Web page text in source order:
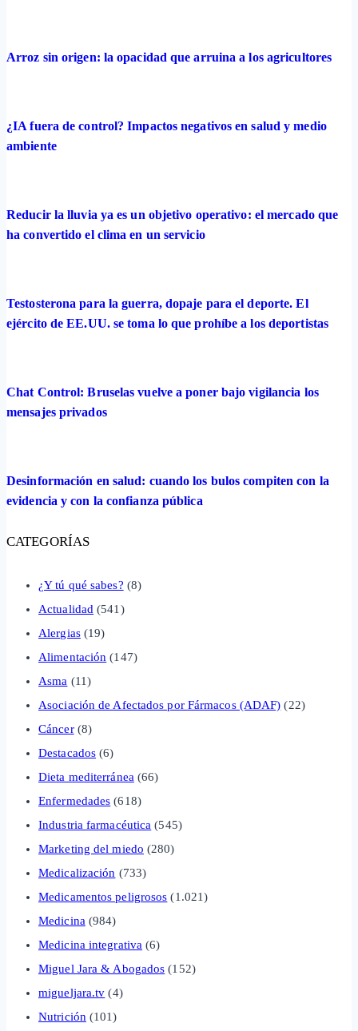
Arroz sin origen: la opacidad que arruina a los agricultores
¿IA fuera de control? Impactos negativos en salud y medio
ambiente
Reducir la lluvia ya es un objetivo operativo: el mercado que
ha convertido el clima en un servicio
Testosterona para la guerra, dopaje para el deporte. El
ejército de EE.UU. se toma lo que prohíbe a los deportistas
Chat Control: Bruselas vuelve a poner bajo vigilancia los
mensajes privados
Desinformación en salud: cuando los bulos compiten con la
evidencia y con la confianza pública
CATEGORÍAS
¿Y tú qué sabes? (8)
Actualidad (541)
Alergias(19)
Alimentación (147)
Asma (11)
Asociación de Afectados por Fármacos (ADAF) (22)
Cáncer(8)
Destacados (6)
Dieta mediterránea (66)
Enfermedades (618)
Industria farmacéutica (545)
Marketing del miedo (280)
Medicalización (733)
Medicamentos peligrosos (1.021)
Medicina (984)
Medicina integrativa (6)
Miguel Jara & Abogados (152)
migueljara.tv (4)
Nutrición (101)